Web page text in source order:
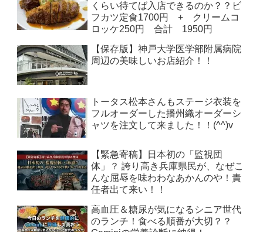
くらい待てば入店できるのか？？ビ
フカツ定食1700円 + クリームコ
ロッケ250円 合計 1950円
【保存版】神戸大学医学部附属病院
周辺の美味しいお店紹介！！
トータス松本さんもステージ衣装を
フルオーダーした播州織オーダーシ
ャツを注文して来ました！！(^^)v
【緊急寄稿】日本初の「監視団
体」？ 誇り高き兵庫県民が、なぜこ
んな屈辱を味わわなあかんのや！責
任者出て来い！！
高血圧＆糖尿が気になるシニア世代
のランチ！食べる順番が大切？？